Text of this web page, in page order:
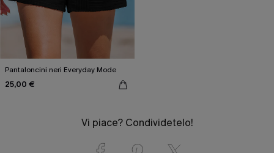
Pantaloncini neri Everyday Mode
25,00 €
Vi piace? Condividetelo!